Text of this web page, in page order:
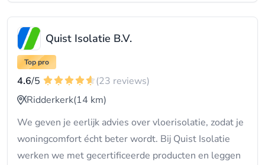
Quist Isolatie B.V.
Top pro
4.6/5
(23 reviews)
Ridderkerk(14 km)
We geven je eerlijk advies over vloerisolatie, zodat je
woningcomfort écht beter wordt. Bij Quist Isolatie
werken we met gecertificeerde producten en leggen